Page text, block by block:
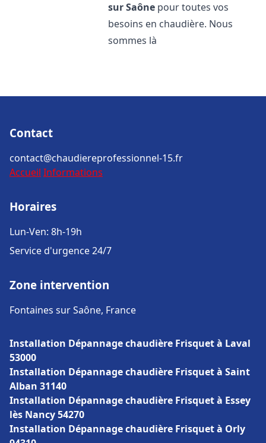
sur Saône pour toutes vos
besoins en chaudière. Nous
sommes là
Contact
contact@chaudiereprofessionnel-15.fr
Accueil Informations
Horaires
Lun-Ven: 8h-19h
Service d'urgence 24/7
Zone intervention
Fontaines sur Saône, France
Installation Dépannage chaudière Frisquet à Laval
53000
Installation Dépannage chaudière Frisquet à Saint
Alban 31140
Installation Dépannage chaudière Frisquet à Essey
lès Nancy 54270
Installation Dépannage chaudière Frisquet à Orly